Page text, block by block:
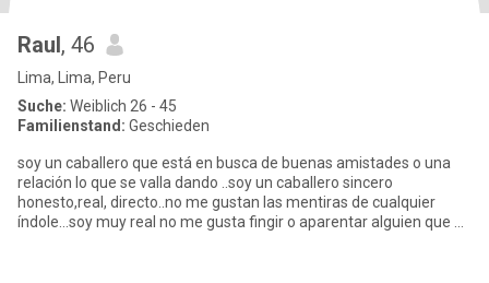
Raul, 46
Lima, Lima, Peru
Suche: Weiblich 26 - 45
Familienstand: Geschieden
soy un caballero que está en busca de buenas amistades o una
relación lo que se valla dando ..soy un caballero sincero
honesto,real, directo..no me gustan las mentiras de cualquier
índole...soy muy real no me gusta fingir o aparentar alguien que no